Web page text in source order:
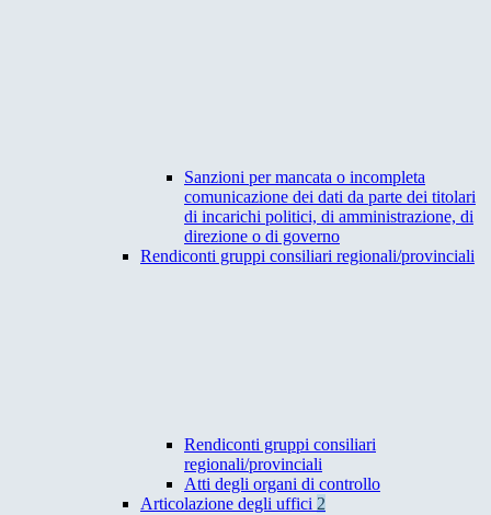
Sanzioni per mancata o incompleta
comunicazione dei dati da parte dei titolari
di incarichi politici, di amministrazione, di
direzione o di governo
Rendiconti gruppi consiliari regionali/provinciali
Rendiconti gruppi consiliari
regionali/provinciali
Atti degli organi di controllo
Articolazione degli uffici 2